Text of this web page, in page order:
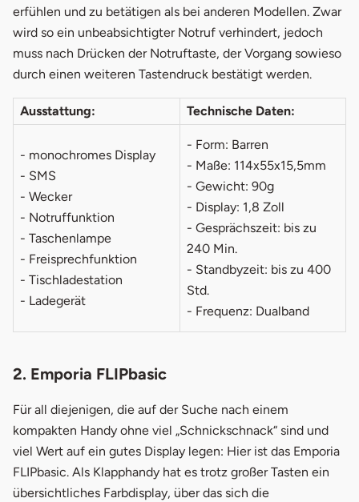
erfühlen und zu betätigen als bei anderen Modellen. Zwar
wird so ein unbeabsichtigter Notruf verhindert, jedoch
muss nach Drücken der Notruftaste, der Vorgang sowieso
durch einen weiteren Tastendruck bestätigt werden.
Ausstattung: Technische Daten:
- monochromes Display
- SMS
- Wecker
- Notruffunktion
- Taschenlampe
- Freisprechfunktion
- Tischladestation
- Ladegerät
- Form: Barren
- Maße: 114x55x15,5mm
- Gewicht: 90g
- Display: 1,8 Zoll
- Gesprächszeit: bis zu
240 Min.
- Standbyzeit: bis zu 400
Std.
- Frequenz: Dualband
2. Emporia FLIPbasic
Für all diejenigen, die auf der Suche nach einem
kompakten Handy ohne viel „Schnickschnack“ sind und
viel Wert auf ein gutes Display legen: Hier ist das Emporia
FLIPbasic. Als Klapphandy hat es trotz großer Tasten ein
übersichtliches Farbdisplay, über das sich die